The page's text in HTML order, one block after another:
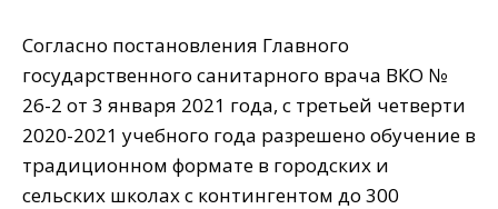
Согласно постановления Главного
государственного санитарного врача ВКО №
26-2 от 3 января 2021 года, с третьей четверти
2020-2021 учебного года разрешено обучение в
традиционном формате в городских и
сельских школах с контингентом до 300